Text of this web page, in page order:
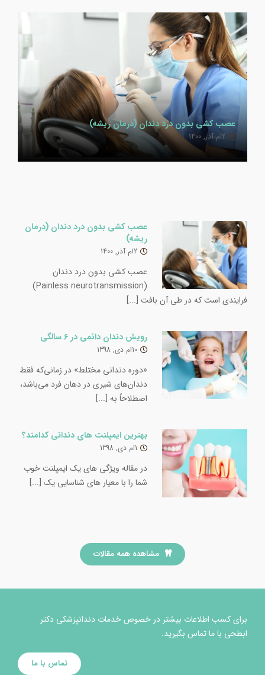
عصب کشی بدون درد دندان (درمان ریشه)
2ام آذر, 1400
عصب کشی بدون درد دندان (درمان
ریشه)
2ام آذر, 1400
(Painless neurotransmission)
فرایندی است که در طی آن بافت [...]
10ام دی, 1398
دندان‌های شیری در دهان فرد می‌باشد،
اصطلاحاً به [...]
بهترین ایمپلنت های دندانی کدامند؟
1ام دی, 1398
در مقاله ویژگی های یک ایمپلنت خوب
شما را با معیار های شناسایی یک [...]
مشاهده همه مقالات
برای کسب اطلاعات بیشتر در خصوص خدمات دندانپزشکی دکتر
ابطحی با ما تماس بگیرید.
تماس با ما